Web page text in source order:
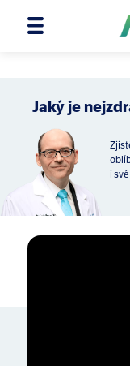
Jaký je
i